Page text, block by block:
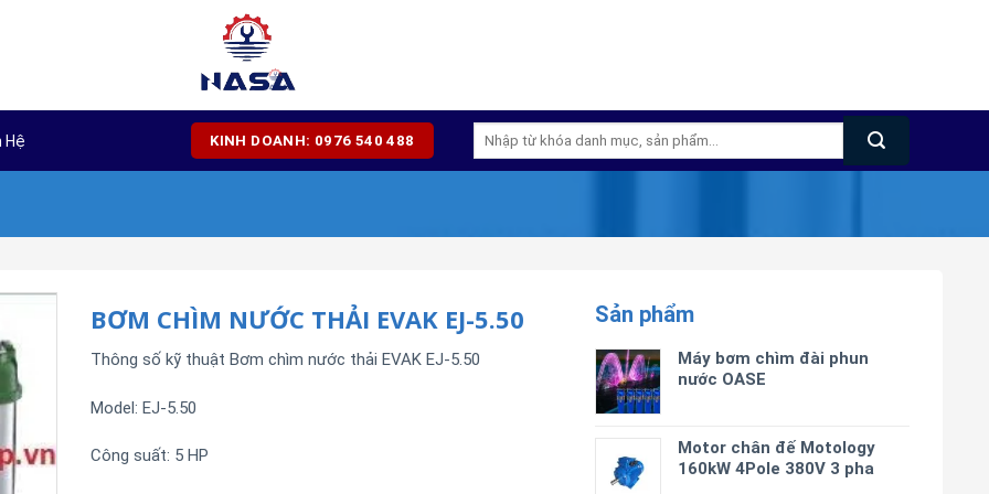
Hệ KINH DOANH: 0976 540 488
Tìm
kiếm:
Sản phẩm
Máy bơm chìm đài phun
nước OASE
Motor chân đế Motology
160kW 4Pole 380V 3 pha
BƠM CHÌM NƯỚC THẢI EVAK EJ-5.50
Thông số kỹ thuật Bơm chìm nước thải EVAK EJ-5.50
Model: EJ-5.50
Công suất: 5 HP